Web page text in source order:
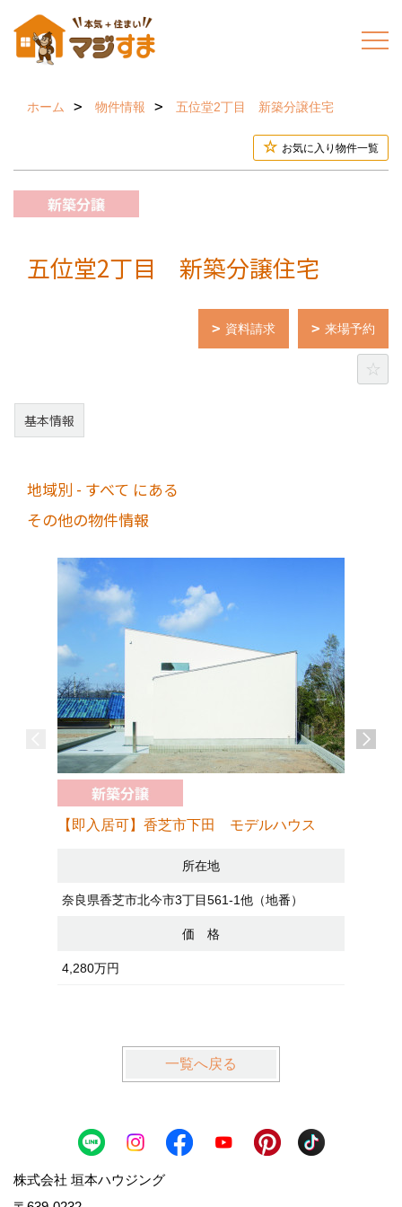
ホーム 物件情報 五位堂2丁目 新築分譲住宅
お気に入り物件一覧
五位堂2丁目 新築分譲住宅
資料請求 来場予約
基本情報
地域別 - すべて にある
その他の物件情報
【即入居可】香芝市下田 モデルハウス
所在地
奈良県香芝市北今市3丁目561-1他（地番）
価 格
4,280万円
一覧へ戻る
株式会社 垣本ハウジング